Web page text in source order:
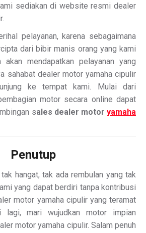
sediakan di website resmi dealer
pelayanan, karena sebagaimana
dari bibir manis orang yang kami
mendapatkan pelayanan yang
sahabat dealer motor yamaha cipulir
ke tempat kami. Mulai dari
motor secara online dapat
sales dealer motor yamaha
Penutup
hangat, tak ada rembulan yang tak
yang dapat berdiri tanpa kontribusi
motor yamaha cipulir yang teramat
lagi, mari wujudkan motor impian
motor yamaha cipulir. Salam penuh